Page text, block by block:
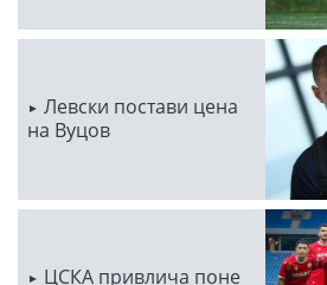
Левски постави цена
на Вуцов
ЦСКА привлича поне